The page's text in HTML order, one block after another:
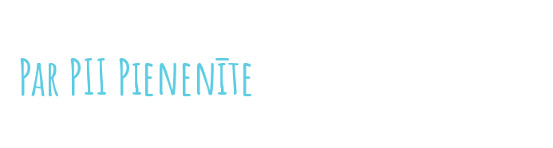
ParPII Pienenīte